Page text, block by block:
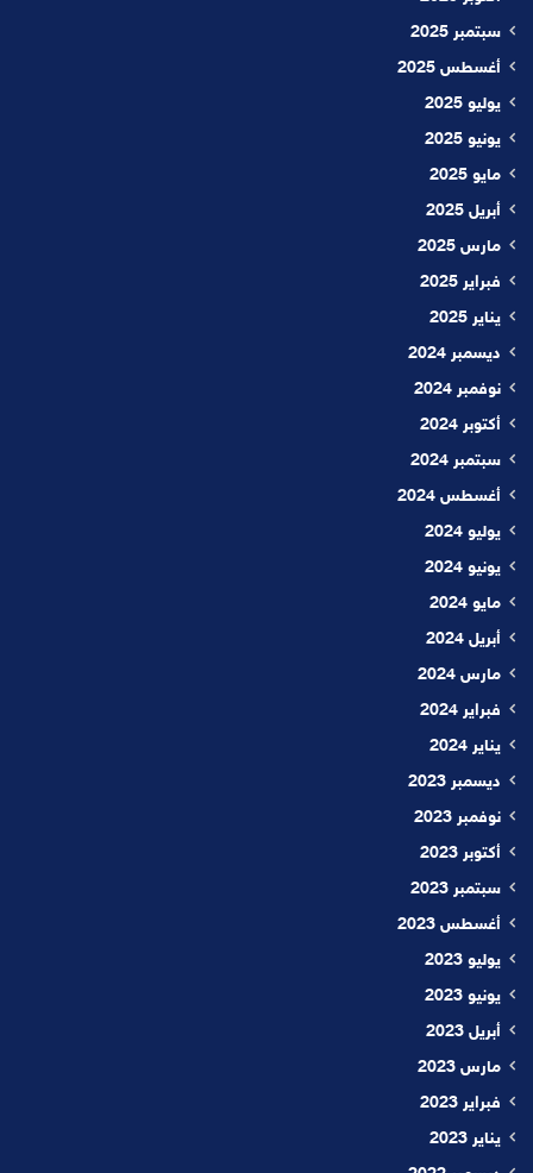
سبتمبر 2025
أغسطس 2025
يوليو 2025
يونيو 2025
مايو 2025
أبريل 2025
مارس 2025
فبراير 2025
يناير 2025
ديسمبر 2024
نوفمبر 2024
أكتوبر 2024
سبتمبر 2024
أغسطس 2024
يوليو 2024
يونيو 2024
مايو 2024
أبريل 2024
مارس 2024
فبراير 2024
يناير 2024
ديسمبر 2023
نوفمبر 2023
أكتوبر 2023
سبتمبر 2023
أغسطس 2023
يوليو 2023
يونيو 2023
أبريل 2023
مارس 2023
فبراير 2023
يناير 2023